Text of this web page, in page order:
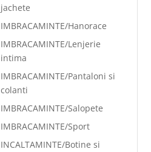
jachete
IMBRACAMINTE/Hanorace
IMBRACAMINTE/Lenjerie
intima
IMBRACAMINTE/Pantaloni si
colanti
IMBRACAMINTE/Salopete
IMBRACAMINTE/Sport
INCALTAMINTE/Botine si